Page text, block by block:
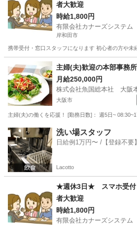
その他 ソフトバンク光
者大歓迎
時給1,800円
有限会社カナーズシステム
岸和田市
携帯受付・窓口スタッフになります 初心者の方や
大阪 岸和田市 携帯ショップ スタッフ
主婦(夫)歓迎の本部事務
月給250,000円
株式会社魚国総本社 大阪
大阪市
主婦(夫)の働くを応援！ [勤務日数]： 週5日~
大阪 大阪市 営業
洗い場スタッフ
日給例1万円〜 /【登録不
Lacotto
★週休3日★ スマホ受付
者大歓迎
時給1,800円
有限会社カナーズシステム